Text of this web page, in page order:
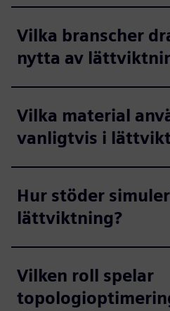
Vilka branscher
nytta av
Vilka material
vanligtvis i
Hur stöder
lättviktning?
Vilken roll spelar